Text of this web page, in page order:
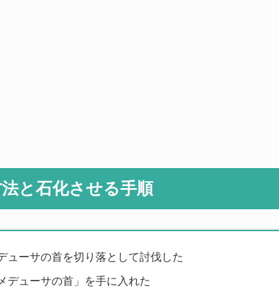
と石化させる手順
ューサの首を切り落として討伐した
デューサの首」を手に入れた